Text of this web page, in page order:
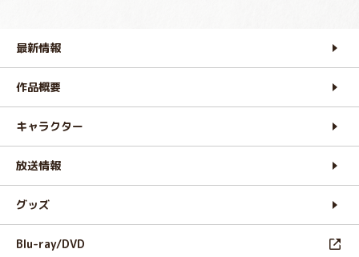
最新情報
作品概要
キャラクター
放送情報
グッズ
Blu-ray/DVD